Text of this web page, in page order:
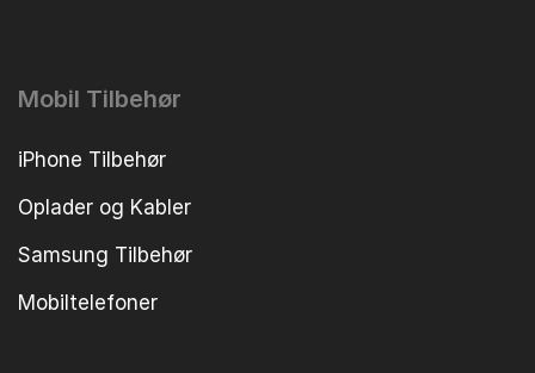
Mobil Tilbehør
iPhone Tilbehør
Oplader og Kabler
Samsung Tilbehør
Mobiltelefoner